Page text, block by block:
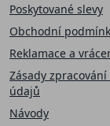
Poskytované slevy
Obchodní
Reklamace a
Zásady
údajů
Návody